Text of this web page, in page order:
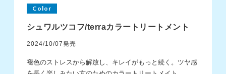
Color
シュワルツコフ/terraカラートリートメント
2024/10/07発売
褪色のストレスから解放し、キレイがもっと続く。ツヤ感